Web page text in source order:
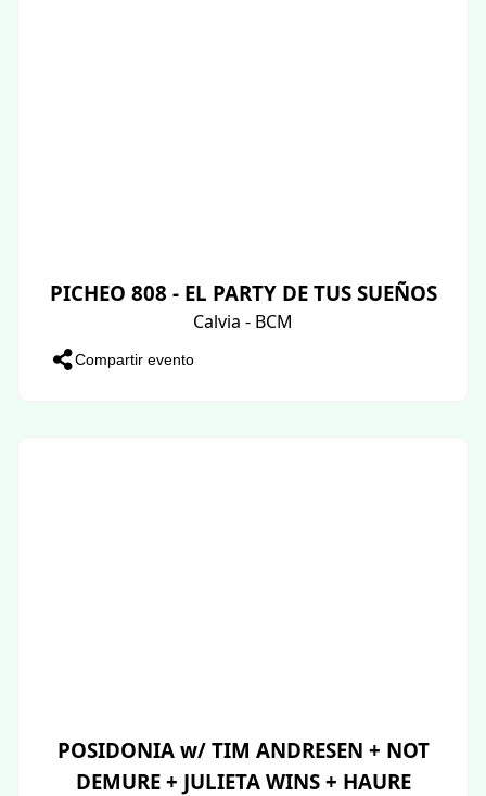
PICHEO 808 - EL PARTY DE TUS SUEÑOS
Calvia - BCM
Compartir evento
POSIDONIA w/ TIM ANDRESEN + NOT
DEMURE + JULIETA WINS + HAURE